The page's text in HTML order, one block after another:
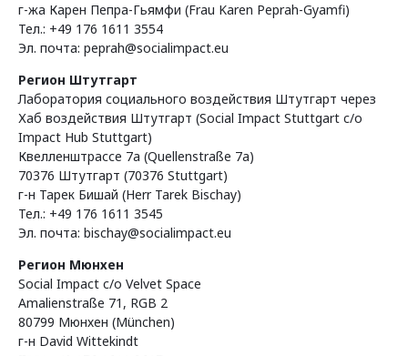
г-жа Карен Пепра-Гьямфи (Frau Karen Peprah-Gyamfi)
Тел.: +49 176 1611 3554
Эл. почта: peprah@socialimpact.eu
Регион Штутгарт
Лаборатория социального воздействия Штутгарт через
Хаб воздействия Штутгарт (Social Impact Stuttgart c/o
Impact Hub Stuttgart)
Квелленштрассе 7a (Quellenstraße 7a)
70376 Штутгарт (70376 Stuttgart)
г-н Тарек Бишай (Herr Tarek Bischay)
Тел.: +49 176 1611 3545
Эл. почта: bischay@socialimpact.eu
Регион Мюнхен
Social Impact c/o Velvet Space
Amalienstraße 71, RGB 2
80799 Мюнхен (München)
г-н David Wittekindt